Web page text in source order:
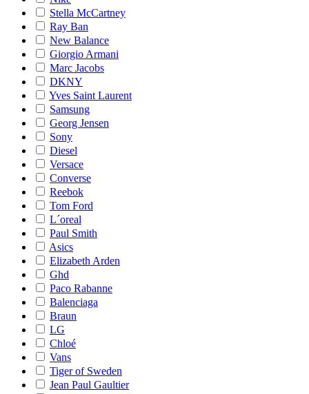
Stella McCartney
Ray Ban
New Balance
Giorgio Armani
Marc Jacobs
DKNY
Yves Saint Laurent
Samsung
Georg Jensen
Sony
Diesel
Versace
Converse
Reebok
Tom Ford
L´oreal
Paul Smith
Asics
Elizabeth Arden
Ghd
Paco Rabanne
Balenciaga
Braun
LG
Chloé
Vans
Tiger of Sweden
Jean Paul Gaultier